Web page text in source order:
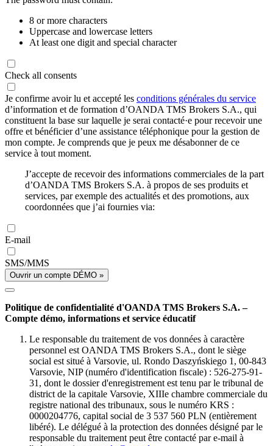
8 or more characters
Uppercase and lowercase letters
At least one digit and special character
Check all consents
Je confirme avoir lu et accepté les conditions générales du service
d’information et de formation d’OANDA TMS Brokers S.A., qui
constituent la base sur laquelle je serai contacté·e pour recevoir une
offre et bénéficier d’une assistance téléphonique pour la gestion de
mon compte. Je comprends que je peux me désabonner de ce
service à tout moment.
J’accepte de recevoir des informations commerciales de la part
d’OANDA TMS Brokers S.A. à propos de ses produits et
services, par exemple des actualités et des promotions, aux
coordonnées que j’ai fournies via:
E-mail
SMS/MMS
Ouvrir un compte DÉMO »
Politique de confidentialité d'OANDA TMS Brokers S.A. –
Compte démo, informations et service éducatif
Le responsable du traitement de vos données à caractère
personnel est OANDA TMS Brokers S.A., dont le siège
social est situé à Varsovie, ul. Rondo Daszyńskiego 1, 00-843
Varsovie, NIP (numéro d'identification fiscale) : 526-275-91-
31, dont le dossier d'enregistrement est tenu par le tribunal de
district de la capitale Varsovie, XIIIe chambre commerciale du
registre national des tribunaux, sous le numéro KRS :
0000204776, capital social de 3 537 560 PLN (entièrement
libéré). Le délégué à la protection des données désigné par le
responsable du traitement peut être contacté par e-mail à